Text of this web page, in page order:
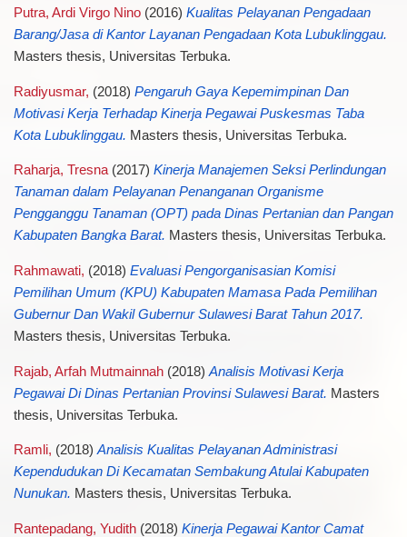
Putra, Ardi Virgo Nino(2016) Kualitas Pelayanan Pengadaan
Barang/Jasa di Kantor Layanan Pengadaan Kota Lubuklinggau.
Masters thesis, Universitas Terbuka.
Radiyusmar, (2018) Pengaruh Gaya Kepemimpinan Dan
Motivasi Kerja Terhadap Kinerja Pegawai Puskesmas Taba
Kota Lubuklinggau. Masters thesis, Universitas Terbuka.
Raharja, Tresna(2017) Kinerja Manajemen Seksi Perlindungan
Tanaman dalam Pelayanan Penanganan Organisme
Pengganggu Tanaman (OPT) pada Dinas Pertanian dan Pangan
Kabupaten Bangka Barat. Masters thesis, Universitas Terbuka.
Rahmawati, (2018) Evaluasi Pengorganisasian Komisi
Pemilihan Umum (KPU) Kabupaten Mamasa Pada Pemilihan
Gubernur Dan Wakil Gubernur Sulawesi Barat Tahun 2017.
Masters thesis, Universitas Terbuka.
Rajab, Arfah Mutmainnah(2018) Analisis Motivasi Kerja
Pegawai Di Dinas Pertanian Provinsi Sulawesi Barat. Masters
thesis, Universitas Terbuka.
Ramli, (2018)Analisis Kualitas Pelayanan Administrasi
Kependudukan Di Kecamatan Sembakung Atulai Kabupaten
Nunukan. Masters thesis, Universitas Terbuka.
Rantepadang, Yudith(2018) Kinerja Pegawai Kantor Camat